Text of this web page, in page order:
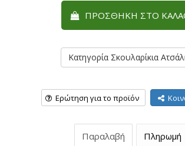
ΠΡΟΣΘΉΚΗ ΣΤΟ
Κατηγορία Σκουλαρίκια
Ερώτηση για το προϊόν
Παραλαβή Πληρωμή